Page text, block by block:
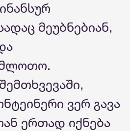
მეუბნებიან,
ვერ გავა
ერთად იქნება